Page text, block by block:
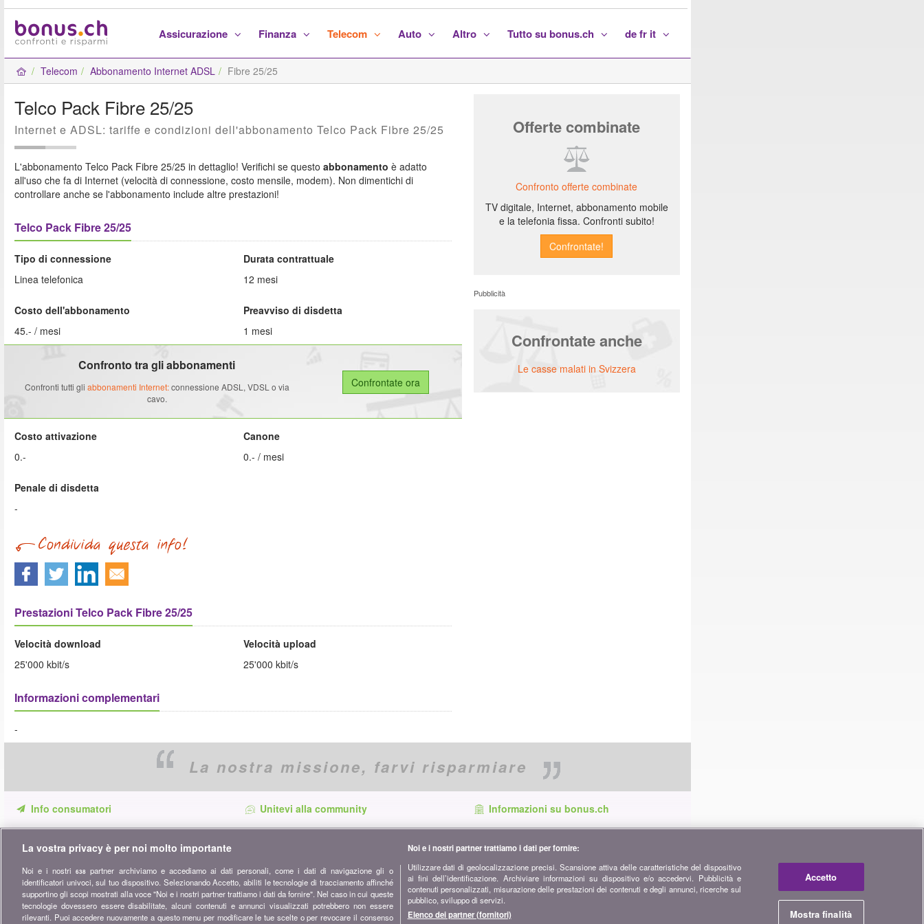
Assicurazione Finanza Telecom Auto Altro Tutto su bonus.ch de fr it
Telecom Abbonamento Internet ADSL Fibre 25/25
Telco Pack Fibre 25/25
Internet e ADSL: tariffe e condizioni dell'abbonamento Telco Pack Fibre 25/25
L'abbonamento Telco Pack Fibre 25/25 in dettaglio! Verifichi se questo abbonamento è adatto
all'uso che fa di Internet (velocità di connessione, costo mensile, modem). Non dimentichi di
controllare anche se l'abbonamento include altre prestazioni!
Telco Pack Fibre 25/25
Tipo di connessione
Linea telefonica
Durata contrattuale
12 mesi
Costo dell'abbonamento
45.- / mesi
Preavviso di disdetta
1 mesi
Confronto tra gli abbonamenti
Confronti tutti gli abbonamenti Internet:connessione ADSL, VDSL o via
cavo.
Costo attivazione
0.-
Canone
0.- / mesi
Penale di disdetta
-
Prestazioni Telco Pack Fibre 25/25
Velocità download
25'000 kbit/s
Velocità upload
25'000 kbit/s
Informazioni complementari
-
Offerte combinate
Confronto offerte combinate
TV digitale, Internet, abbonamento mobile
e la telefonia fissa. Confronti subito!
Pubblicità
Confrontate anche
Le casse malati in Svizzera
La nostra missione, farvi risparmiare
Info consumatori
Non perdete più una sola occasione di
risparmiare. Tutti i nostri comparatori, consigli e
di consumo e molto altro ancora per voi...
Iscriversi alla nostra newsletter
Unitevi alla community
Restate sintonizzati, scoprite tutti i consigli e i
Informazioni su bonus.ch
Chi è bonus.ch? Come funzionano i
comparatori? Richieste stampa, partnership,
Tutte le info su bonus.ch
La vostra privacy è per noi molto importante
Noi e i nostri638
partner archiviamo e accediamo ai dati personali, come i dati di navigazione gli o
identificatori univoci, sul tuo dispositivo. Selezionando Accetto, abiliti le tecnologie di tracciamento affinché
supportino gli scopi mostrati alla voce "Noi e i nostri partner trattiamo i dati da fornire". Nel caso in cui queste
tecnologie dovessero essere disabilitate, alcuni contenuti e annunci visualizzati potrebbero non essere
rilevanti. Puoi accedere nuovamente a questo menu per modificare le tue scelte o per revocare il consenso
Noi e i nostri partner trattiamo i dati per fornire:
Utilizzare dati di geolocalizzazione precisi. Scansione attiva delle caratteristiche del dispositivo
ai fini dell’identificazione. Archiviare informazioni su dispositivo e/o accedervi. Pubblicità e
contenuti personalizzati, misurazione delle prestazioni dei contenuti e degli annunci, ricerche sul
pubblico, sviluppo di servizi.
Elenco dei partner (fornitori)
Accetto
Mostra finalità